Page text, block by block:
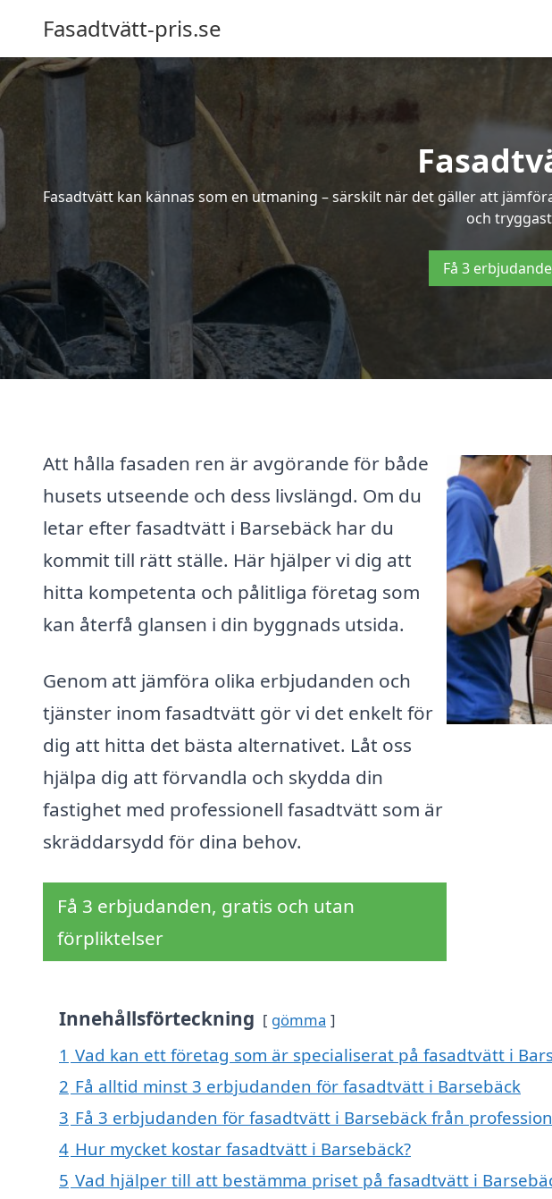
Fasadtvätt-pris.se
Fasadtvätt kan kännas som en utmaning – särskilt när det gäller att
och
Få 3
Att hålla fasaden ren är avgörande för både
husets utseende och dess livslängd. Om du
letar efter fasadtvätt i Barsebäck har du
kommit till rätt ställe. Här hjälper vi dig att
hitta kompetenta och pålitliga företag som
kan återfå glansen i din byggnads utsida.
Genom att jämföra olika erbjudanden och
tjänster inom fasadtvätt gör vi det enkelt för
dig att hitta det bästa alternativet. Låt oss
hjälpa dig att förvandla och skydda din
fastighet med professionell fasadtvätt som är
skräddarsydd för dina behov.
Få 3 erbjudanden, gratis och utan
förpliktelser
Innehållsförteckning gömma
1 Vad kan ett företag som är specialiserat på fasadtvätt i
2 Få alltid minst 3 erbjudanden för fasadtvätt i Barsebäck
3 Få 3 erbjudanden för fasadtvätt i Barsebäck från
4 Hur mycket kostar fasadtvätt i Barsebäck?
5 Vad hjälper till att bestämma priset på fasadtvätt i